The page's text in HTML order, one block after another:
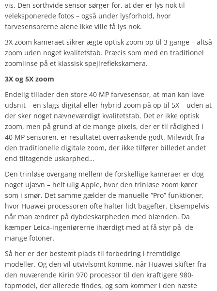
vis. Den sorthvide sensor sørger for, at der er lys nok til
veleksponerede fotos – også under lysforhold, hvor
farvesensorerne alene ikke ville få lys nok.
3X zoom kameraet sikrer ægte optisk zoom op til 3 gange – altså
zoom uden noget kvalitetstab. Præcis som med en traditionel
zoomlinse på et klassisk spejlreflekskamera.
3X og 5X zoom
Endelig tillader den store 40 MP farvesensor, at man kan lave
udsnit – en slags digital eller hybrid zoom på op til 5X – uden at
der sker noget nævneværdigt kvalitetstab. Det er ikke optisk
zoom, men på grund af de mange pixels, der er til rådighed i
40 MP sensoren, er resultatet overraskende godt. Milevidt fra
den traditionelle digitale zoom, der ikke tilfører billedet andet
end tiltagende uskarphed…
Den trinløse overgang mellem de forskellige kameraer er dog
noget ujævn – helt ulig Apple, hvor den trinløse zoom kører
som i smør. Det samme gælder de manuelle “Pro” funktioner,
hvor Huawei processoren ofte halter lidt bagefter. Eksempelvis
når man ændrer på dybdeskarpheden med blænden. Da
kæmper Leica-ingeniørerne ihærdigt med at få styr på de
mange fotoner.
Så her er der bestemt plads til forbedring i fremtidige
modeller. Og den vil utvivlsomt komme, når Huawei skifter fra
den nuværende Kirin 970 processor til den kraftigere 980-
topmodel, der allerede findes, og som kommer i den næste